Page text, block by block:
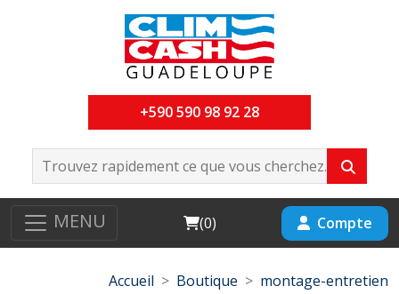
+590 590 98 92 28
MENU Cart
(0) Compte
Accueil Boutique
montage-entretien